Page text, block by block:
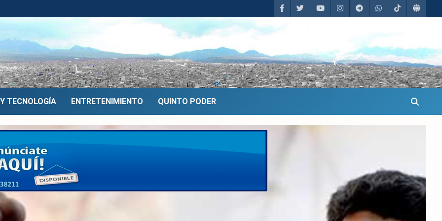
TECNOLOGÍA ENTRETENIMIENTO QUINTO PODER